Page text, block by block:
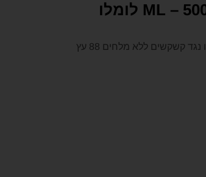
שמפו נגד קשקשים ללא מלחים 88 עץ התה 500 – ML לומלו
שמפו נגד קשקשים ללא מלחים 88 עץ